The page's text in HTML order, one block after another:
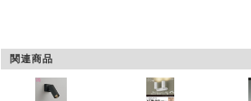
関連商品